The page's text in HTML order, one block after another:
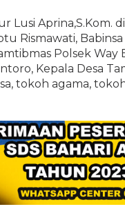
Lusi Aprina,S.Kom.
Rismawati,
Polsek Way
Kepala Desa
tokoh agama,